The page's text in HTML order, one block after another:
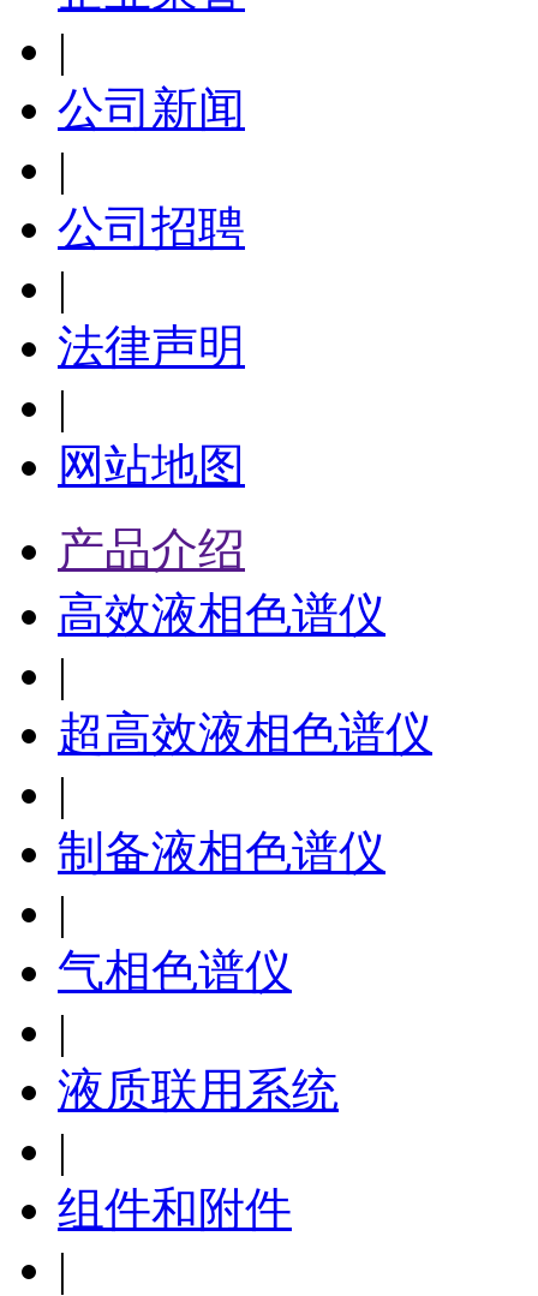
|
公司新闻
|
公司招聘
|
法律声明
|
网站地图
产品介绍
高效液相色谱仪
|
超高效液相色谱仪
|
制备液相色谱仪
|
气相色谱仪
|
液质联用系统
|
组件和附件
|